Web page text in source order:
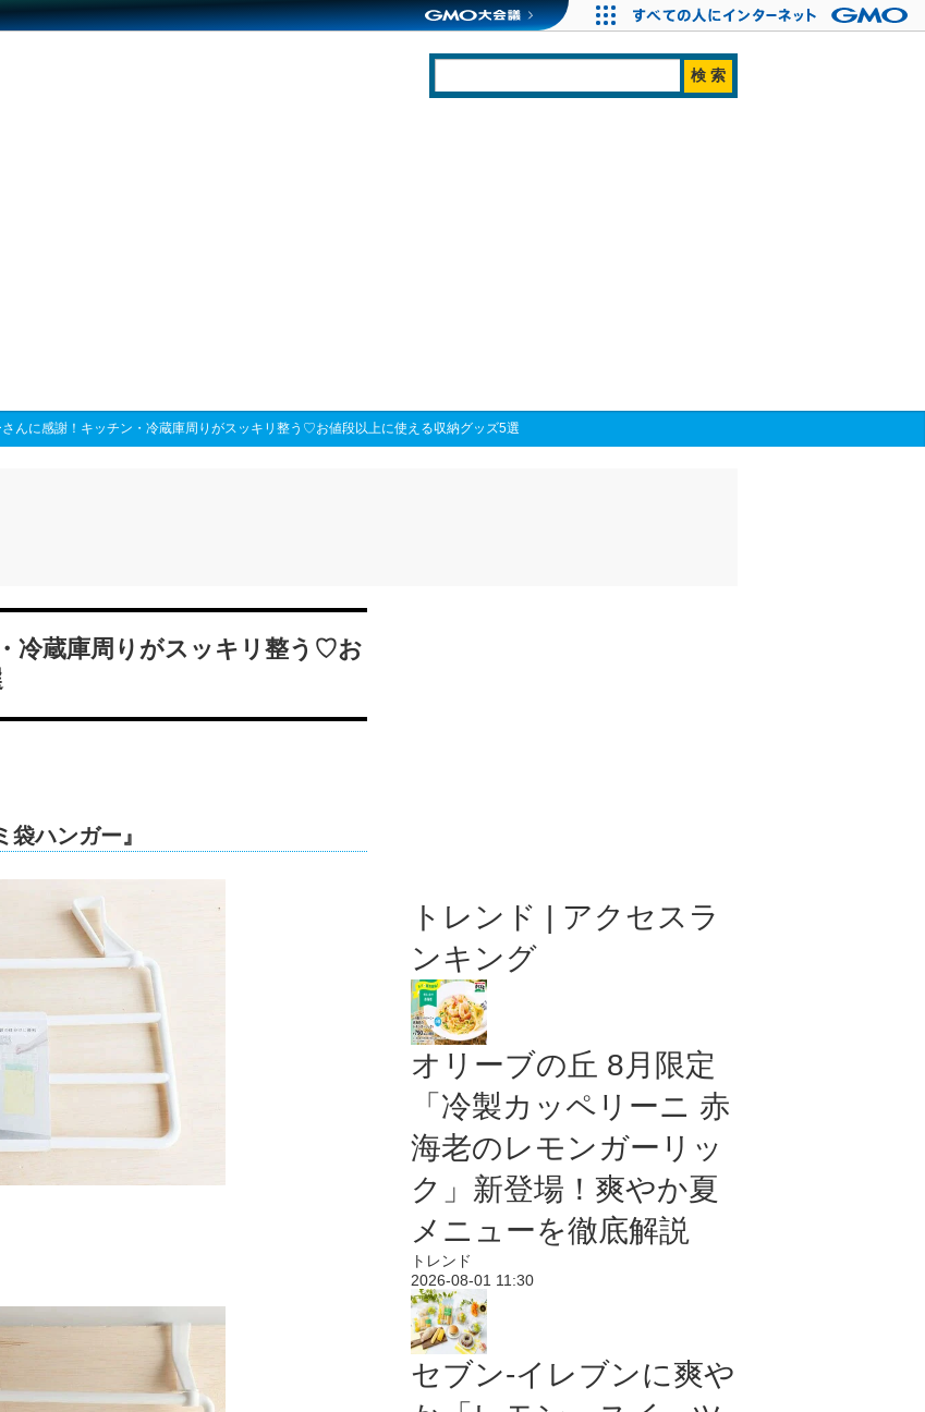
さんに感謝！キッチン・冷蔵庫周りがスッキリ整う♡お値段以上に使える収納グッズ5選
冷蔵庫周りがスッキリ整う♡お
ハンガー』
トレンド | アクセスラ
ンキング
オリーブの丘 8月限定
「冷製カッペリーニ 赤
海老のレモンガーリッ
ク」新登場！爽やか夏
メニューを徹底解説
トレンド
2026-08-01 11:30
セブン‐イレブンに爽や